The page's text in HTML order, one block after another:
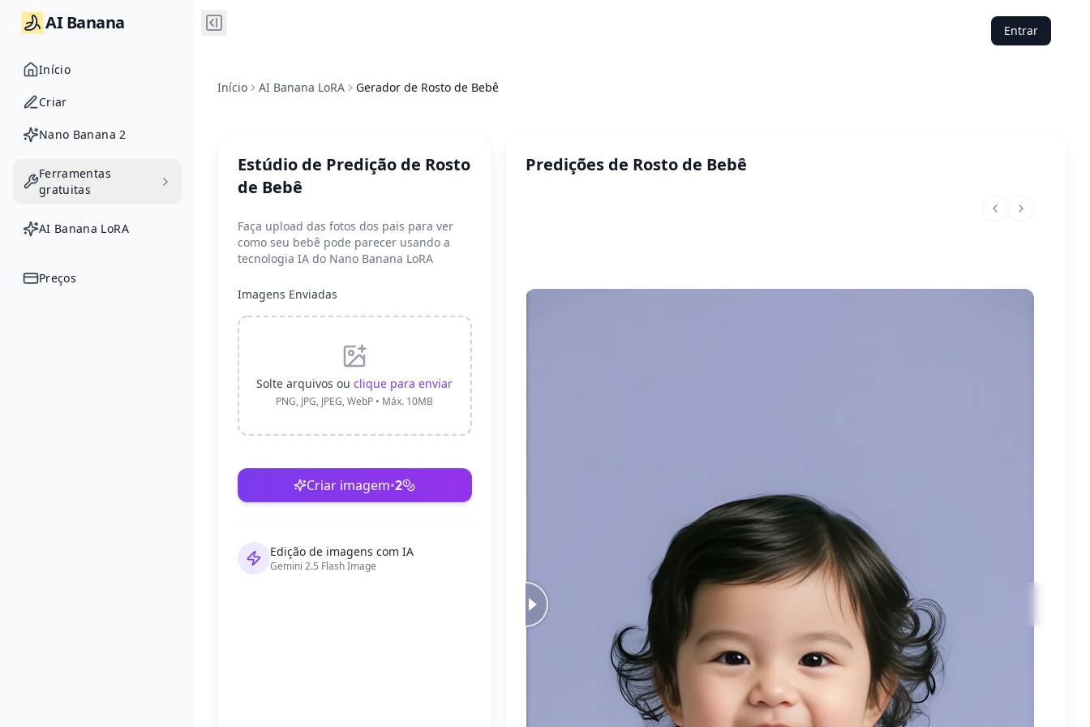
AI Banana
Início
Criar
Nano Banana 2
Ferramentas
gratuitas
AI Banana LoRA
Preços
Entrar
Início AI Banana LoRA Gerador de Rosto de Bebê
Estúdio de Predição de Rosto
de Bebê
Faça upload das fotos dos pais para ver
como seu bebê pode parecer usando a
tecnologia IA do Nano Banana LoRA
Imagens Enviadas
Solte arquivos ou clique para enviar
PNG, JPG, JPEG, WebP • Máx. 10MB
Criar imagem•2
Edição de imagens com IA
Gemini 2.5 Flash Image
Predições de Rosto de Bebê